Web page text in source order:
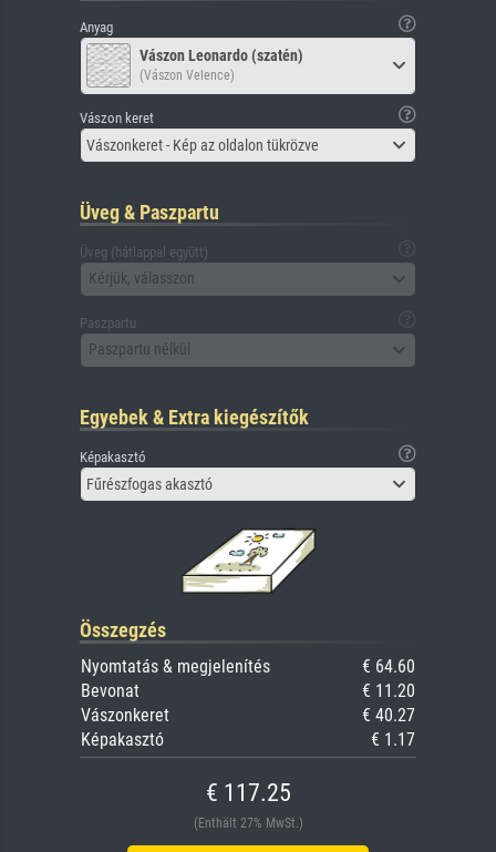
Anyag
Vászon Leonardo (szatén)
(Vászon Velence)
Vászon keret
Vászonkeret - Kép az oldalon tükrözve
Üveg & Paszpartu
Üveg (hátlappal együtt)
Kérjük, válasszon
Paszpartu
Paszpartu nélkül
Egyebek & Extra kiegészítők
Képakasztó
Fűrészfogas akasztó
Összegzés
Nyomtatás & megjelenítés
€ 64.60
Bevonat
€ 11.20
Vászonkeret
€ 40.27
Képakasztó
€ 1.17
€ 117.25
(Enthält 27% MwSt.)